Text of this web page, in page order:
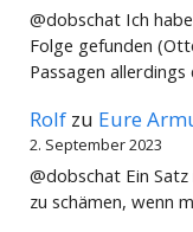
@dobschat Ich
Folge gefunden
Passagen
Rolf zu Eure
2. September 2023
@dobschat Ein
zu schämen, wenn